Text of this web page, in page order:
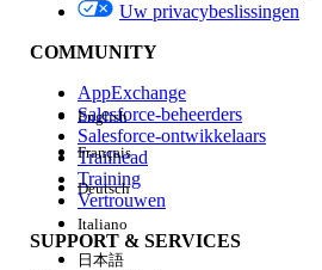
Edition
Ervaring
Uw privacybeslissingen
COMMUNITY
AppExchange
Salesforce-beheerders
Salesforce-ontwikkelaars
Trailhead
Training
Vertrouwen
SUPPORT & SERVICES
English
Français
Deutsch
Italiano
日本語